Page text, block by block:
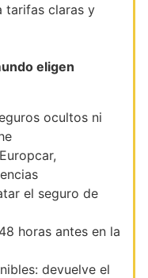
tarifas claras y
eligen
ocultos ni
el seguro de
horas antes en la
devuelve el